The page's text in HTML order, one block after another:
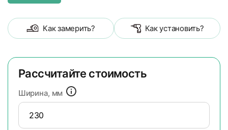
Как замерить? Как установить?
Рассчитайте стоимость
Ширина, мм